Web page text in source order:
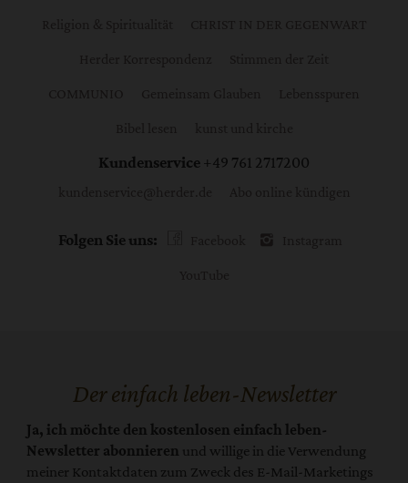
Kundenservice +49 761 2717200
Folgen Sie uns:
Der einfach leben-Newsletter
Ja, ich möchte den kostenlosen einfach leben-
Newsletter abonnieren und willige in die Verwendung
meiner Kontaktdaten zum Zweck des E-Mail-Marketings